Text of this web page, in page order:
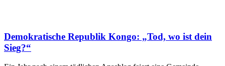
Demokratische Republik Kongo: „Tod, wo ist dein
Sieg?“